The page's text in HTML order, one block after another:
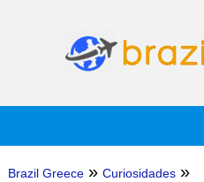
Brazil Greece » Curiosidades »